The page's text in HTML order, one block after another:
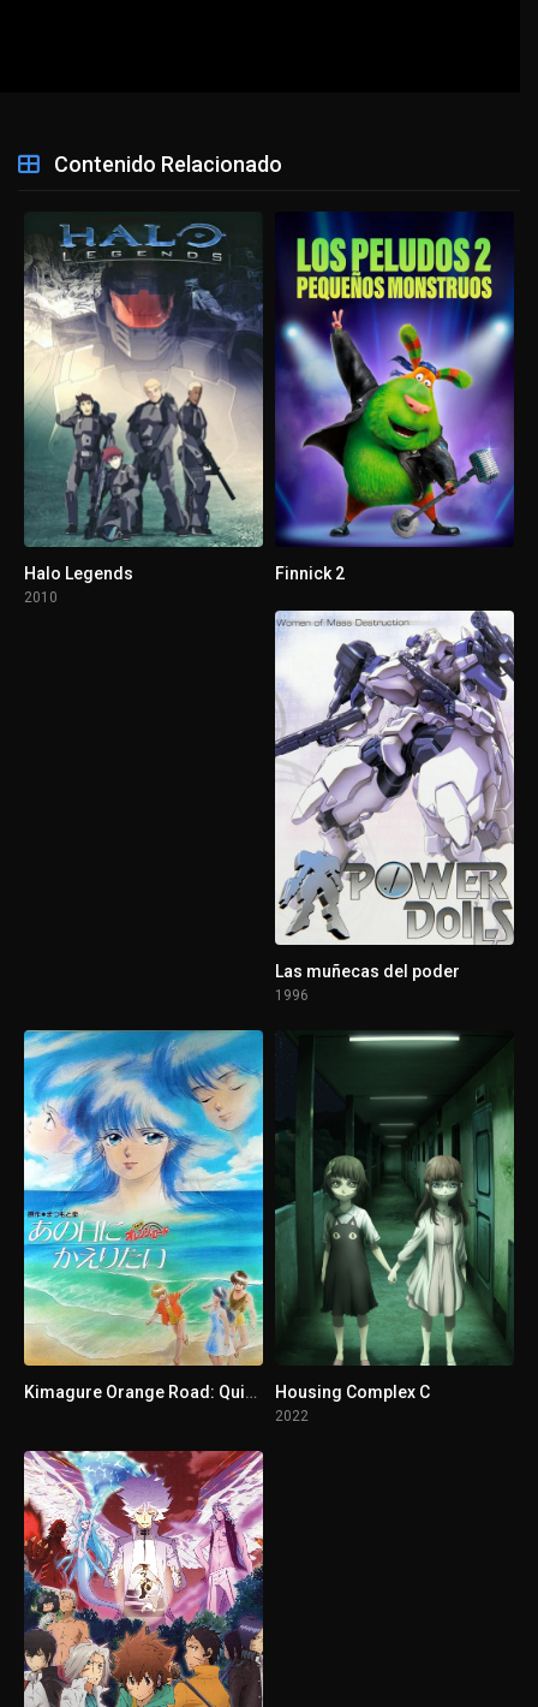
Contenido Relacionado
Halo Legends
2010
Finnick 2
Las muñecas del poder
1996
Kimagure Orange Road: Quiero volver a ese día Housing Complex C
2022